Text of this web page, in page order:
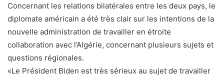
Concernant les relations bilatérales entre les deux pays, le
diplomate américain a été très clair sur les intentions de la
nouvelle administration de travailler en étroite
collaboration avec l’Algérie, concernant plusieurs sujets et
questions régionales.
«Le Président Biden est très sérieux au sujet de travailler